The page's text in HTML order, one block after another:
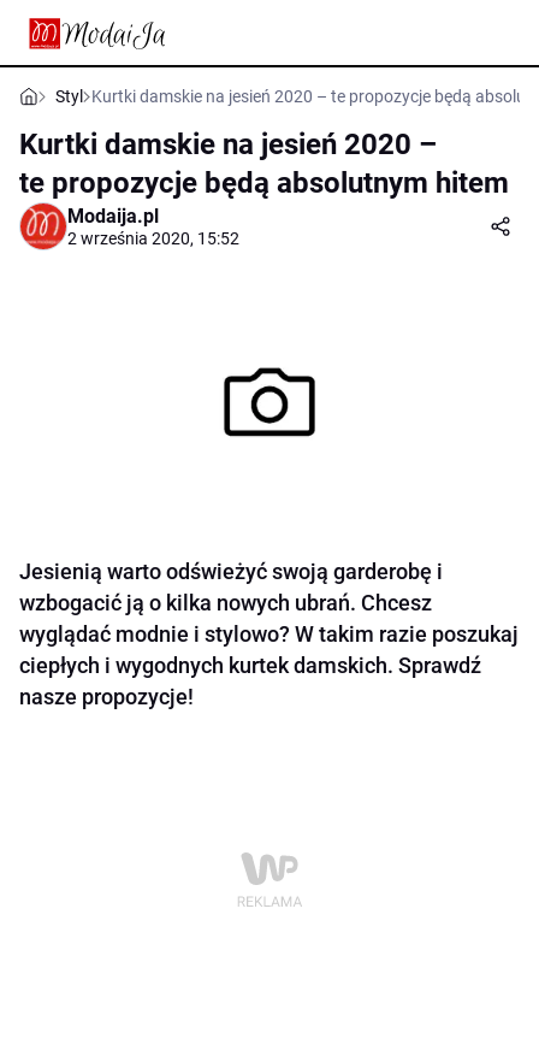
Styl Kurtki damskie na jesień 2020 – te propozycje będą
Kurtki damskie na jesień 2020 –
te propozycje będą absolutnym hitem
Modaija.pl
2 września 2020, 15:52
Jesienią warto odświeżyć swoją garderobę i
wzbogacić ją o kilka nowych ubrań. Chcesz
wyglądać modnie i stylowo? W takim razie poszukaj
ciepłych i wygodnych kurtek damskich. Sprawdź
nasze propozycje!